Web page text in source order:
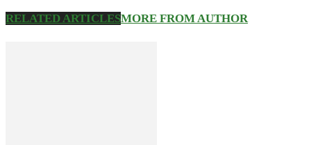
RELATED ARTICLESMORE FROM AUTHOR